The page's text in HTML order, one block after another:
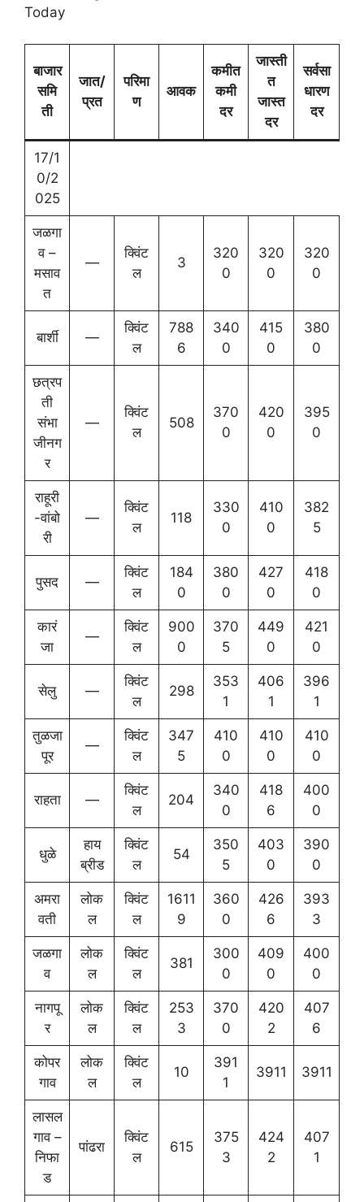
Today
बाजार
समि
ती
जात/
प्रत
परिमा
ण
आवक
कमीत
कमी
दर
जास्ती
त
जास्त
दर
सर्वसा
धारण
दर
17/1
0/2
025
जळगा
व –
मसाव
त
—
क्विंट
ल
3
320
0
320
0
320
0
बार्शी —
क्विंट
ल
788
6
340
0
415
0
380
0
छत्रप
ती
संभा
जीनग
र
—
क्विंट
ल
508
370
0
420
0
395
0
राहूरी
-वांबो
री
—
क्विंट
ल
118
330
0
410
0
382
5
पुसद —
क्विंट
ल
184
0
380
0
427
0
418
0
कारं
जा
—
क्विंट
ल
900
0
370
5
449
0
421
0
सेलु —
क्विंट
ल
298
353
1
406
1
396
1
तुळजा
पूर
—
क्विंट
ल
347
5
410
0
410
0
410
0
राहता —
क्विंट
ल
204
340
0
418
6
400
0
धुळे
हाय
ब्रीड
क्विंट
ल
54
350
5
403
0
390
0
अमरा
वती
लोक
ल
क्विंट
ल
1611
9
360
0
426
6
393
3
जळगा
व
लोक
ल
क्विंट
ल
381
300
0
409
0
400
0
नागपू
र
लोक
ल
क्विंट
ल
253
3
370
0
420
2
407
6
कोपर
गाव
लोक
ल
क्विंट
ल
10
391
1
3911 3911
लासल
गाव –
निफा
ड
पांढरा
क्विंट
ल
615
375
3
424
2
407
1